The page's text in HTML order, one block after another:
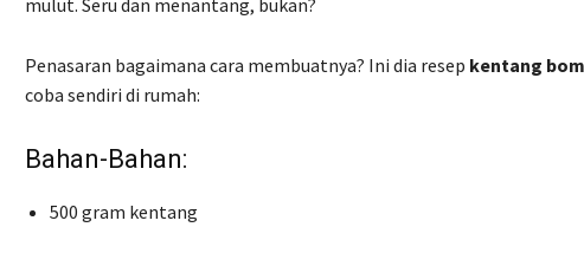
Penasaran bagaimana cara membuatnya? Ini dia resep kentang
coba sendiri di rumah:
Bahan-Bahan:
500 gram kentang